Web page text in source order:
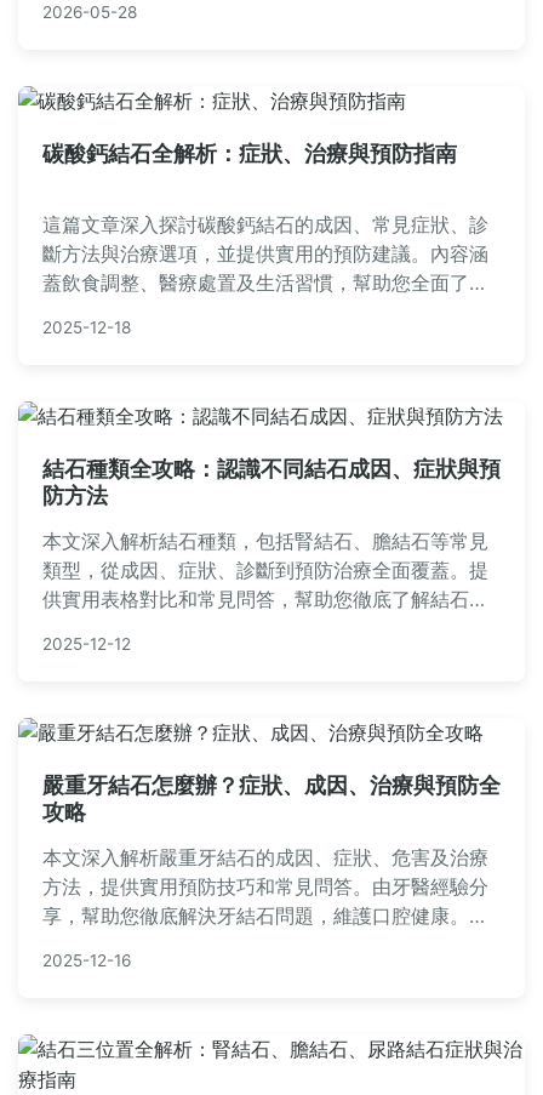
手術優缺點、恢復時間表及費用估算，讓您全面了
2026-05-28
碳酸鈣結石全解析：症狀、治療與預防指南
這篇文章深入探討碳酸鈣結石的成因、常見症狀、診
斷方法與治療選項，並提供實用的預防建議。內容涵
蓋飲食調整、醫療處置及生活習慣，幫助您全面了解
困擾，都能找到實用資訊。
2025-12-18
結石種類全攻略：認識不同結石成因、症狀與預
防方法
本文深入解析結石種類，包括腎結石、膽結石等常見
類型，從成因、症狀、診斷到預防治療全面覆蓋。提
供實用表格對比和常見問答，幫助您徹底了解結石種
參考。
2025-12-12
嚴重牙結石怎麼辦？症狀、成因、治療與預防全
攻略
本文深入解析嚴重牙結石的成因、症狀、危害及治療
方法，提供實用預防技巧和常見問答。由牙醫經驗分
享，幫助您徹底解決牙結石問題，維護口腔健康。內
護理秘訣。
2025-12-16